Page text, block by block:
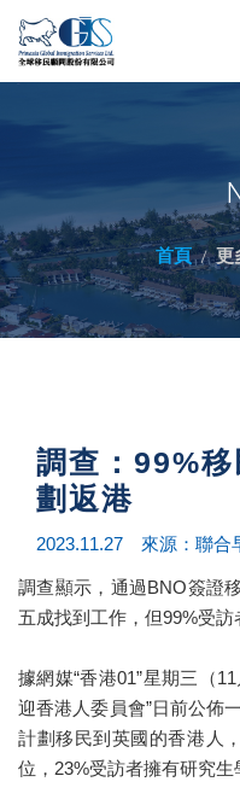
首頁 更
調查：99%
劃返港
2023.11.27 來源：聯合
調查顯示，通過BNO簽證
五成找到工作，但99%受訪
據網媒“香港01”星期三（
迎香港人委員會”日前公佈
計劃移民到英國的香港人
位，23%受訪者擁有研究生